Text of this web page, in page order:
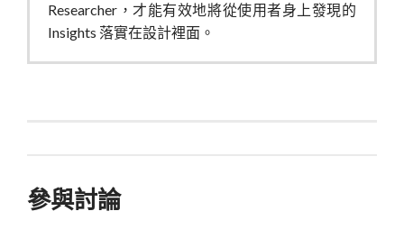
Researcher，才能有效地將從使用者身上發現的
Insights 落實在設計裡面。
參與討論